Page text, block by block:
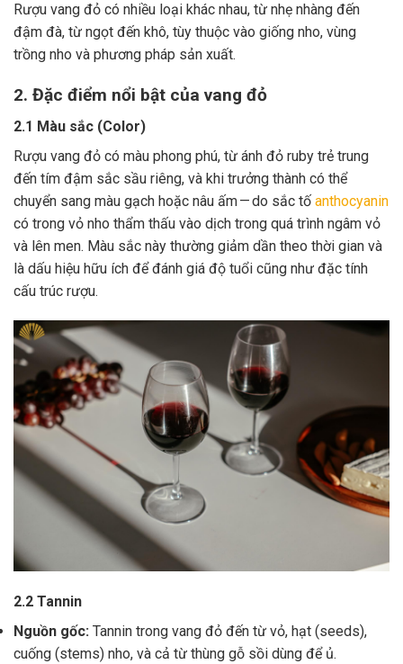
Rượu vang đỏ có nhiều loại khác nhau, từ nhẹ nhàng đến
đậm đà, từ ngọt đến khô, tùy thuộc vào giống nho, vùng
trồng nho và phương pháp sản xuất.
2. Đặc điểm nổi bật của vang đỏ
2.1 Màu sắc (Color)
Rượu vang đỏ có màu phong phú, từ ánh đỏ ruby trẻ trung
đến tím đậm sắc sầu riêng, và khi trưởng thành có thể
chuyển sang màu gạch hoặc nâu ấm — do sắc tố anthocyanin
có trong vỏ nho thẩm thấu vào dịch trong quá trình ngâm vỏ
và lên men. Màu sắc này thường giảm dần theo thời gian và
là dấu hiệu hữu ích để đánh giá độ tuổi cũng như đặc tính
cấu trúc rượu.
2.2 Tannin
Nguồn gốc: Tannin trong vang đỏ đến từ vỏ, hạt (seeds),
cuống (stems) nho, và cả từ thùng gỗ sồi dùng để ủ.